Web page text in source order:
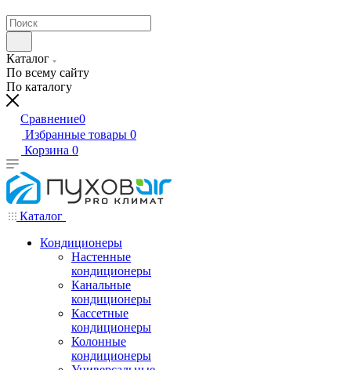
Каталог
По всему сайту
По каталогу
Сравнение0
Избранные товары 0
Корзина 0
Каталог
Кондиционеры
Настенные
кондиционеры
Канальные
кондиционеры
Кассетные
кондиционеры
Колонные
кондиционеры